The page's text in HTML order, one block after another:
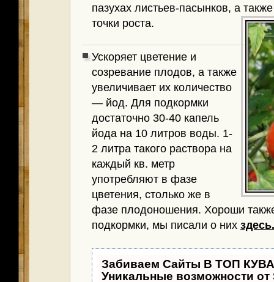
пазухах листьев-пасынков, а
точки роста.
Ускоряет цветение и
созревание плодов, а также
увеличивает их количество
— йод. Для подкормки
достаточно 30-40 капель
йода на 10 литров воды. 1-
2 литра такого раствора на
каждый кв. метр
употребляют в фазе
цветения, столько же в
фазе плодоношения. Хороши
подкормки, мы писали о них здесь.
Забиваем Сайты В ТОП
Уникальные возможности от